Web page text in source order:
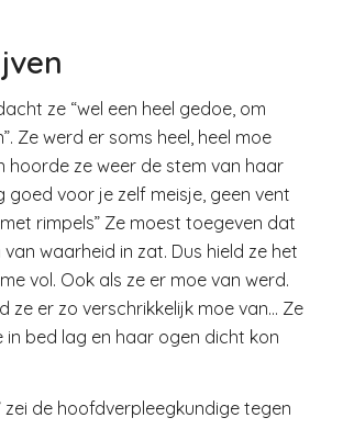
ze “wel een heel gedoe, om
Ze werd er soms heel, heel moe
hoorde ze weer de stem van haar
goed voor je zelf meisje, geen vent
rimpels” Ze moest toegeven dat
waarheid in zat. Dus hield ze het
vol. Ook als ze er moe van werd.
ze er zo verschrikkelijk moe van… Ze
in bed lag en haar ogen dicht kon
zei de hoofdverpleegkundige tegen